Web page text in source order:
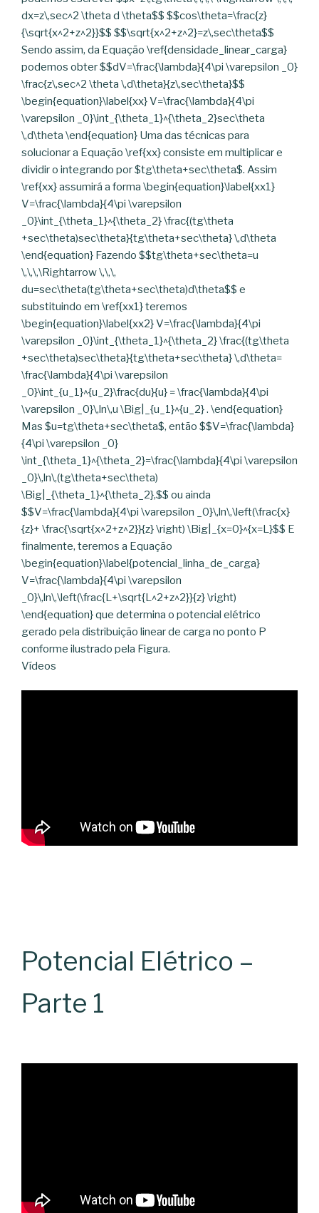
dx=z\,sec^2 \theta d \theta$$ $$cos\theta=\frac{z}
{\sqrt{x^2+z^2}}$$ $$\sqrt{x^2+z^2}=z\,sec\theta$$
Sendo assim, da Equação \ref{densidade_linear_carga}
podemos obter $$dV=\frac{\lambda}{4\pi \varepsilon _0}
\frac{z\,sec^2 \theta \,d\theta}{z\,sec\theta}$$
\begin{equation}\label{xx} V=\frac{\lambda}{4\pi
\varepsilon _0}\int_{\theta_1}^{\theta_2}sec\theta
\,d\theta \end{equation} Uma das técnicas para
solucionar a Equação \ref{xx} consiste em multiplicar e
dividir o integrando por $tg\theta+sec\theta$. Assim
\ref{xx} assumirá a forma \begin{equation}\label{xx1}
V=\frac{\lambda}{4\pi \varepsilon
_0}\int_{\theta_1}^{\theta_2} \frac{(tg\theta
+sec\theta)sec\theta}{tg\theta+sec\theta} \,d\theta
\end{equation} Fazendo $$tg\theta+sec\theta=u
\,\,\,\Rightarrow \,\,\,
du=sec\theta(tg\theta+sec\theta)d\theta$$ e
substituindo em \ref{xx1} teremos
\begin{equation}\label{xx2} V=\frac{\lambda}{4\pi
\varepsilon _0}\int_{\theta_1}^{\theta_2} \frac{(tg\theta
+sec\theta)sec\theta}{tg\theta+sec\theta} \,d\theta=
\frac{\lambda}{4\pi \varepsilon
_0}\int_{u_1}^{u_2}\frac{du}{u} = \frac{\lambda}{4\pi
\varepsilon _0}\,ln\,u \Big|_{u_1}^{u_2} . \end{equation}
Mas $u=tg\theta+sec\theta$, então $$V=\frac{\lambda}
{4\pi \varepsilon _0}
\int_{\theta_1}^{\theta_2}=\frac{\lambda}{4\pi \varepsilon
_0}\,ln\,(tg\theta+sec\theta)
\Big|_{\theta_1}^{\theta_2},$$ ou ainda
$$V=\frac{\lambda}{4\pi \varepsilon _0}\,ln\,\left(\frac{x}
{z}+ \frac{\sqrt{x^2+z^2}}{z} \right) \Big|_{x=0}^{x=L}$$ E
finalmente, teremos a Equação
\begin{equation}\label{potencial_linha_de_carga}
V=\frac{\lambda}{4\pi \varepsilon
_0}\,ln\,\left(\frac{L+\sqrt{L^2+z^2}}{z} \right)
\end{equation} que determina o potencial elétrico
gerado pela distribuição linear de carga no ponto P
conforme ilustrado pela Figura.
Vídeos
Potencial Elétrico –
Parte 1